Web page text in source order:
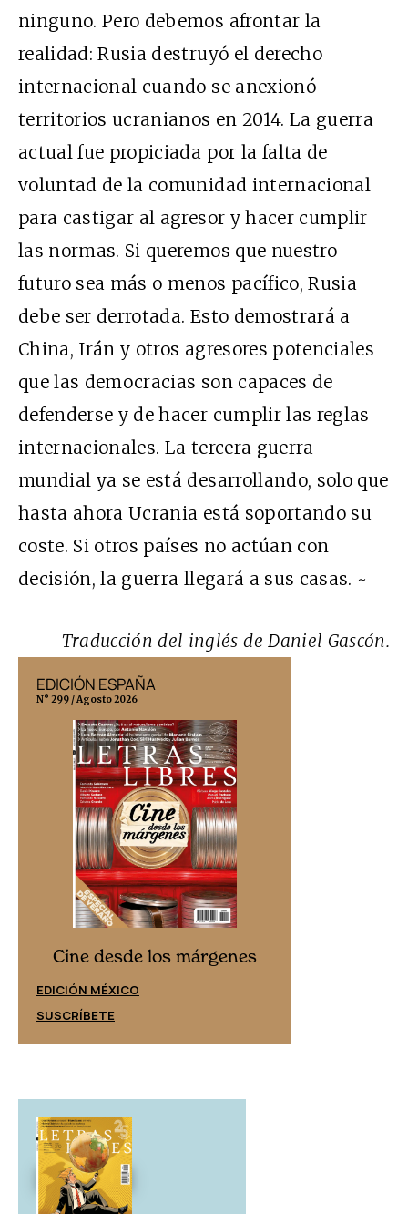
ninguno. Pero debemos afrontar la
realidad: Rusia destruyó el derecho
internacional cuando se anexionó
territorios ucranianos en 2014. La guerra
actual fue propiciada por la falta de
voluntad de la comunidad internacional
para castigar al agresor y hacer cumplir
las normas. Si queremos que nuestro
futuro sea más o menos pacífico, Rusia
debe ser derrotada. Esto demostrará a
China, Irán y otros agresores potenciales
que las democracias son capaces de
defenderse y de hacer cumplir las reglas
internacionales. La tercera guerra
mundial ya se está desarrollando, solo que
hasta ahora Ucrania está soportando su
coste. Si otros países no actúan con
decisión, la guerra llegará a sus casas. ~
Traducción del inglés de Daniel Gascón.
EDICIÓN ESPAÑA
N° 299 / Agosto 2026
Cine desde los márgenes
EDICIÓN MÉXICO
SUSCRÍBETE